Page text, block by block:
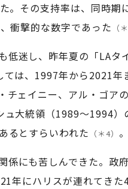
。その支持率は、同時
衝撃的な数字であった （
低迷し、昨年夏の「LA
は、1997年から2021
チェイニー、アル・ゴア
ュ大統領（1989～1994
るとすらいわれた （＊4） 。
係にも苦しんできた。政
年にハリスが連れてき